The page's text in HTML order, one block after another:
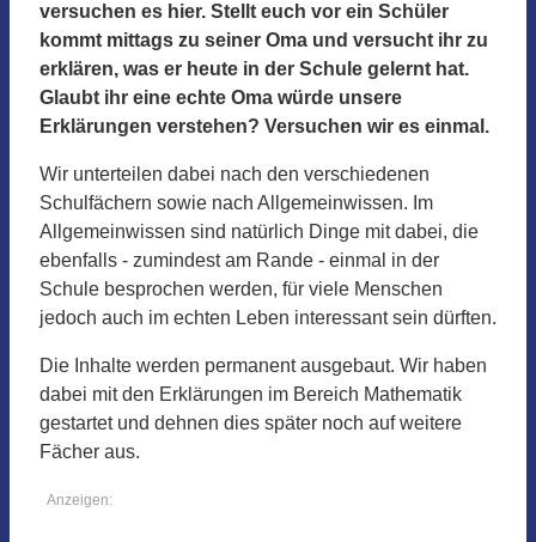
versuchen es hier. Stellt euch vor ein Schüler
kommt mittags zu seiner Oma und versucht ihr zu
erklären, was er heute in der Schule gelernt hat.
Glaubt ihr eine echte Oma würde unsere
Erklärungen verstehen? Versuchen wir es einmal.
Wir unterteilen dabei nach den verschiedenen
Schulfächern sowie nach Allgemeinwissen. Im
Allgemeinwissen sind natürlich Dinge mit dabei, die
ebenfalls - zumindest am Rande - einmal in der
Schule besprochen werden, für viele Menschen
jedoch auch im echten Leben interessant sein dürften.
Die Inhalte werden permanent ausgebaut. Wir haben
dabei mit den Erklärungen im Bereich Mathematik
gestartet und dehnen dies später noch auf weitere
Fächer aus.
Anzeigen: